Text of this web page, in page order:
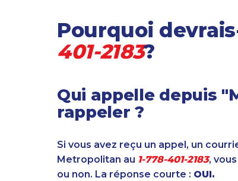
Pourquoi
401-2183?
Qui appelle depuis
rappeler ?
Si vous avez reçu un appel, un
Metropolitan au 1-778-401-2183,
ou non. La réponse courte : OUI.